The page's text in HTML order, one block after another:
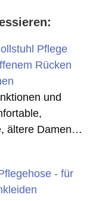
Pflege
Rücken
und
ältere Damen…
- für